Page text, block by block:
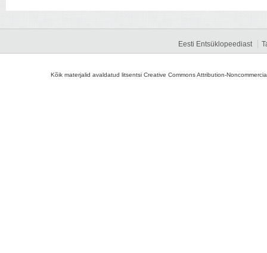
Eesti Entsüklopeediast
Kõik materjalid avaldatud litsentsi Creative Commons Attribution-